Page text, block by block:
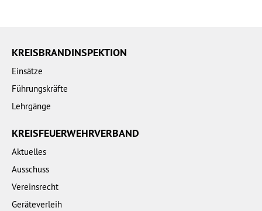
KREISBRANDINSPEKTION
Einsätze
Führungskräfte
Lehrgänge
KREISFEUERWEHRVERBAND
Aktuelles
Ausschuss
Vereinsrecht
Geräteverleih